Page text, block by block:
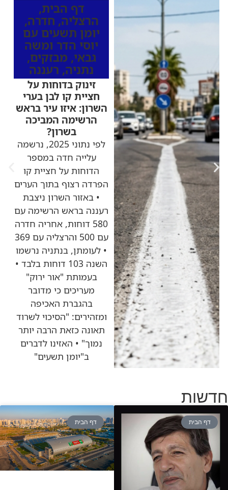
דף הבית,
הרצליה, חדרה,
יומן תשעים עם
יוסי הדר ומשה
גבאי, מבזקים,
נתניה, רעננה
זינוק בדוחות על
חציית קו לבן בערי
השרון: איזו עיר בראש
הרשימה המביכה
בשרון?
לפי נתוני 2025, נרשמה
עלייה חדה במספר
הדוחות על חציית קו
הפרדה רצוף בתוך הערים
• באזור השרון ניצבת
רעננה בראש הרשימה עם
580 דוחות, אחריה חדרה
עם 500 והרצליה עם 369
• לעומתן, בנתניה נרשמו
השנה 103 דוחות בלבד •
בעמותת "אור ירוק"
מעריכים כי מדובר
בהגברת האכיפה
ומזהירים: "הסיכוי לשרוד
תאונה כזאת הרבה יותר
נמוך" • האזינו לדברים
ב"יומן תשעים"
חדשות
דף הבית דף הבית